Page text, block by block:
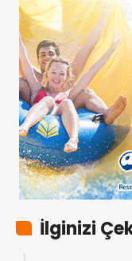
İlginizi